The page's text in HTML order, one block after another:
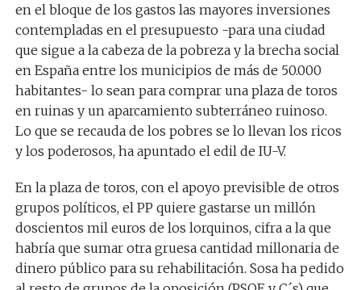
en el bloque de los gastos las mayores inversiones
contempladas en el presupuesto -para una ciudad
que sigue a la cabeza de la pobreza y la brecha social
en España entre los municipios de más de 50.000
habitantes- lo sean para comprar una plaza de toros
en ruinas y un aparcamiento subterráneo ruinoso.
Lo que se recauda de los pobres se lo llevan los ricos
y los poderosos, ha apuntado el edil de IU-V.
En la plaza de toros, con el apoyo previsible de otros
grupos políticos, el PP quiere gastarse un millón
doscientos mil euros de los lorquinos, cifra a la que
habría que sumar otra gruesa cantidad millonaria de
dinero público para su rehabilitación. Sosa ha pedido